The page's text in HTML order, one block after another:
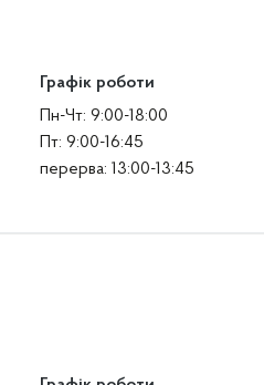
Графік роботи
Пн-Чт: 9:00-18:00
Пт: 9:00-16:45
перерва: 13:00-13:45